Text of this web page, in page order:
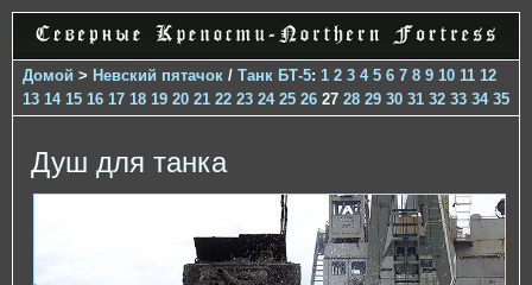
Домой > Невский пятачок / Танк БТ-5: 1 2 3 4 5 6 7 8 9 10 11 12
13 14 15 16 17 18 19 20 21 22 23 24 25 26 27 28 29 30 31 32 33 34 35
Душ для танка